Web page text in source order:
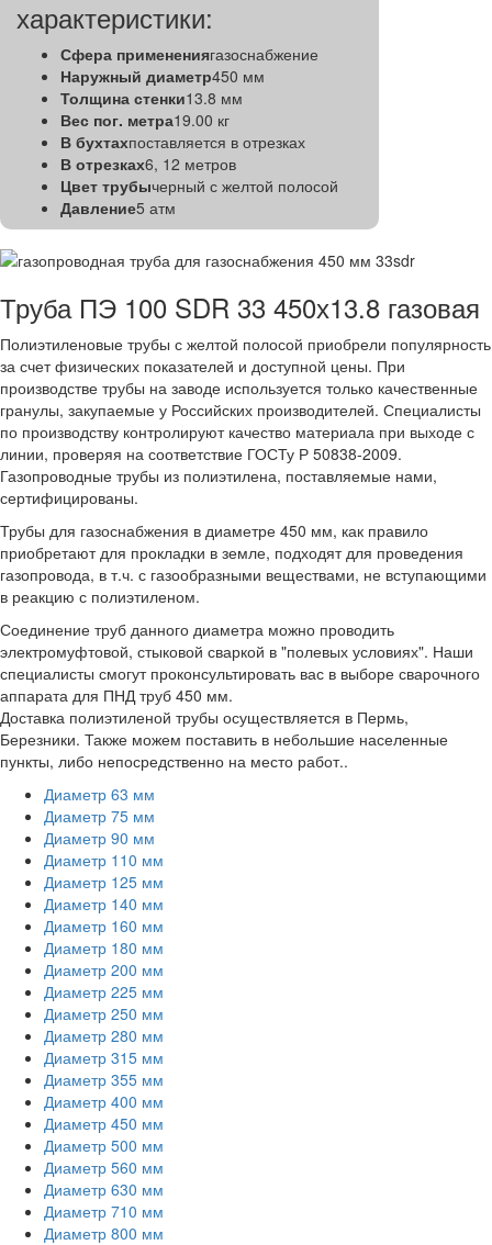
характеристики:
Сфера применениягазоснабжение
Наружный диаметр450 мм
Толщина стенки13.8 мм
Вес пог. метра19.00 кг
В бухтахпоставляется в отрезках
В отрезках6, 12 метров
Цвет трубычерный с желтой полосой
Давление5 атм
Труба ПЭ 100 SDR 33 450х13.8 газовая
Полиэтиленовые трубы с желтой полосой приобрели популярность
за счет физических показателей и доступной цены. При
производстве трубы на заводе используется только качественные
гранулы, закупаемые у Российских производителей. Специалисты
по производству контролируют качество материала при выходе с
линии, проверяя на соответствие ГОСТу Р 50838-2009.
Газопроводные трубы из полиэтилена, поставляемые нами,
сертифицированы.
Трубы для газоснабжения в диаметре 450 мм, как правило
приобретают для прокладки в земле, подходят для проведения
газопровода, в т.ч. с газообразными веществами, не вступающими
в реакцию с полиэтиленом.
Соединение труб данного диаметра можно проводить
электромуфтовой, стыковой сваркой в "полевых условиях". Наши
специалисты смогут проконсультировать вас в выборе сварочного
аппарата для ПНД труб 450 мм.
Доставка полиэтиленой трубы осуществляется в Пермь,
Березники. Также можем поставить в небольшие населенные
пункты, либо непосредственно на место работ..
Диаметр 63 мм
Диаметр 75 мм
Диаметр 90 мм
Диаметр 110 мм
Диаметр 125 мм
Диаметр 140 мм
Диаметр 160 мм
Диаметр 180 мм
Диаметр 200 мм
Диаметр 225 мм
Диаметр 250 мм
Диаметр 280 мм
Диаметр 315 мм
Диаметр 355 мм
Диаметр 400 мм
Диаметр 450 мм
Диаметр 500 мм
Диаметр 560 мм
Диаметр 630 мм
Диаметр 710 мм
Диаметр 800 мм